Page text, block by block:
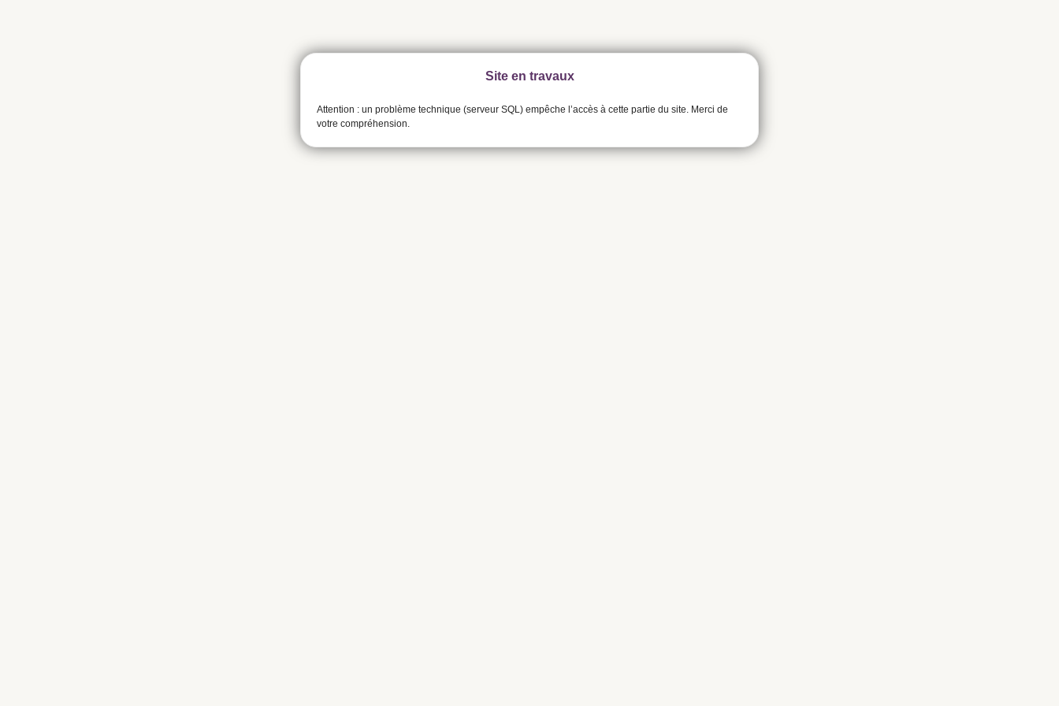
Site en travaux
Attention : un problème technique (serveur SQL) empêche l’accès à cette partie du site. Merci de
votre compréhension.